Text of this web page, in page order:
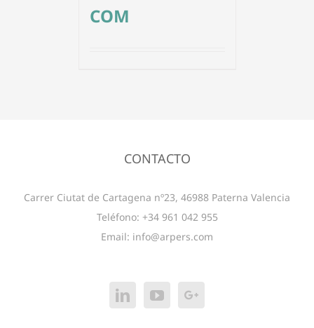
COM
CONTACTO
Carrer Ciutat de Cartagena nº23, 46988 Paterna Valencia
Teléfono: +34 961 042 955
Email: info@arpers.com